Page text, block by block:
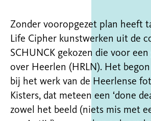
Zonder vooropgezet plan heeft
Life Cipher kunstwerken uit de
SCHUNCK gekozen die voor
over Heerlen (HRLN). Het
bij het werk van de Heerlense
Kisters, dat meteen een ‘done
zowel het beeld (niets mis met